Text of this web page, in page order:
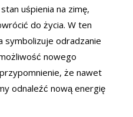
uśpienia na zimę,
do życia. W ten
symbolizuje odradzanie
nowego
że nawet
odnaleźć nową energię